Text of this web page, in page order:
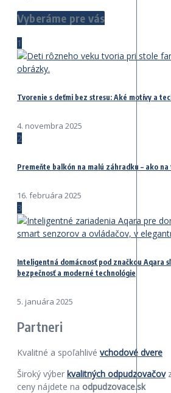
Vyberáme pre vás
1
Tvorenie s deťmi bez stresu: Aké motívy a
4. novembra 2025
2
Premeňte balkón na malú záhradku – ako na
16. februára 2025
3
Inteligentná domácnosť pod značkou Aqara
bezpečnosť a moderné technológie
5. januára 2025
Partneri
Kvalitné a spoľahlivé vchodové dvere
Široký výber kvalitných odpudzovačov
ceny nájdete na odpudzovace.sk